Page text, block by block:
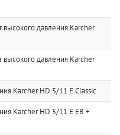
высокого давления Karcher
высокого давления Karcher
Karcher HD 5/11 E Classic
Karcher HD 5/11 E EB +